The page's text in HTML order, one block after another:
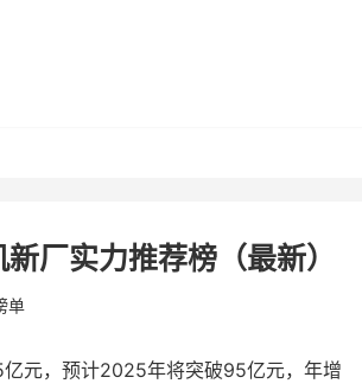
厂实力推荐榜（最新）
单
元，预计2025年将突破95亿元，年增